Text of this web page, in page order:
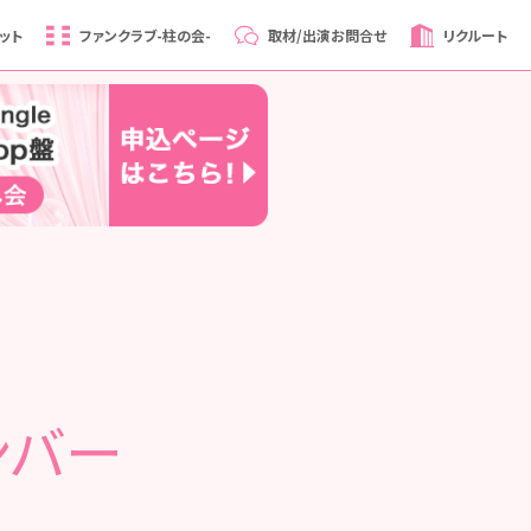
ト ファンクラブ-柱の会- 取材/出演お問合せ リクルート
ー